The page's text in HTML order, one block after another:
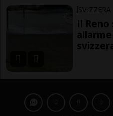
SVIZZERA
Il Reno